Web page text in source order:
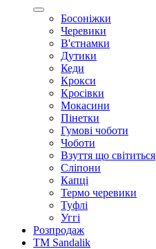
Босоніжки
Черевики
В'єтнамки
Дутики
Кеди
Крокси
Кросівки
Мокасини
Пінетки
Гумові чоботи
Чоботи
Взуття що світиться
Сліпони
Капці
Термо черевики
Туфлі
Уггі
Розпродаж
TM Sandalik